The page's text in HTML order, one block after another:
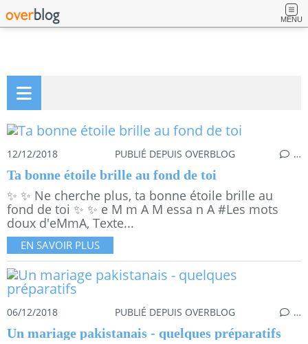
MENU
12/12/2018 PUBLIÉ DEPUIS OVERBLOG …
Ta bonne étoile brille au fond de toi
✨ ✨ Ne cherche plus, ta bonne étoile brille au
fond de toi ✨ ✨ e M m A M essa n A #Les mots
doux d'eMmA, Texte...
EN SAVOIR PLUS
06/12/2018 PUBLIÉ DEPUIS OVERBLOG …
Un mariage pakistanais - quelques préparatifs